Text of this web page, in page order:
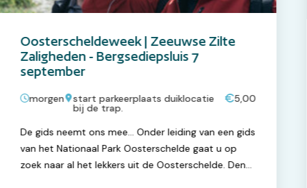
Oosterscheldeweek | Zeeuwse Zilte
Zaligheden - Bergsediepsluis 7
september
morgen start parkeerplaats duiklocatie
bij de trap.
5,00
De gids neemt ons mee… Onder leiding van een gids
van het Nationaal Park Oosterschelde gaat u op
zoek naar al het lekkers uit de Oosterschelde. Denk